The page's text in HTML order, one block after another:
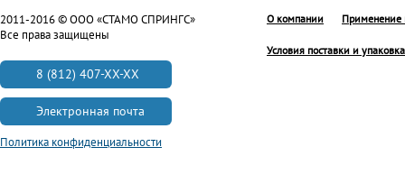
О компании Применение
Условия поставки и упаковка
2011-2016 © ООО «СТАМО СПРИНГС»
Все права защищены
8 (812) 407-XX-XX
Электронная почта
Политика конфиденциальности